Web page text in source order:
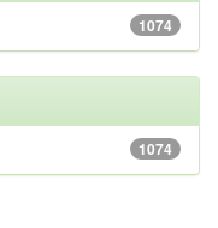
1074
1074